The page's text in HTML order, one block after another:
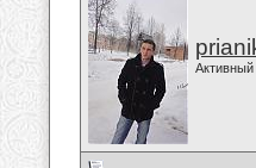
Активный